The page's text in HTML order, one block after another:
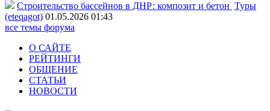
Строительство бассейнов в ДНР: композит и бетон Туры
(eteqagot) 01.05.2026 01:43
все темы форума
О САЙТЕ
РЕЙТИНГИ
ОБЩЕНИЕ
СТАТЬИ
НОВОСТИ